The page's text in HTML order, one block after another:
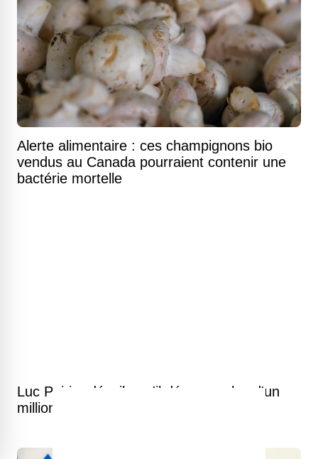
Alerte alimentaire : ces champignons bio
vendus au Canada pourraient contenir une
bactérie mortelle
Luc Poirier dévoile qu'il dépense plus d'un
million de dollars par mois